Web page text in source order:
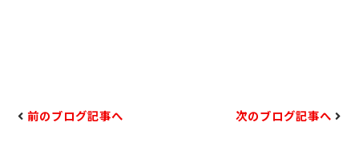
前のブログ記事へ 次のブログ記事へ